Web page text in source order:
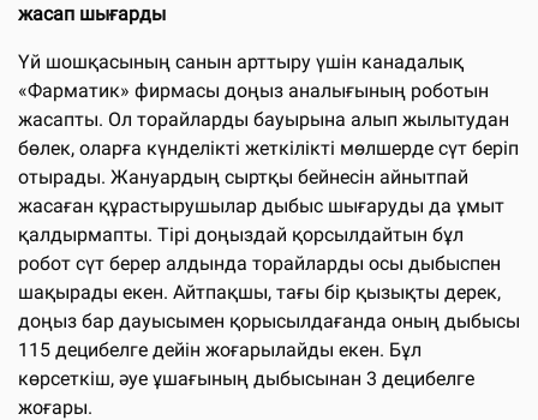
жасап шығарды
Үй шошқасының санын арттыру үшін канадалық
«Фарматик» фирмасы доңыз аналығының роботын
жасапты. Ол торайларды бауырына алып жылытудан
бөлек, оларға күнделікті жеткілікті мөлшерде сүт беріп
отырады. Жануардың сыртқы бейнесін айнытпай
жасаған құрастырушылар дыбыс шығаруды да ұмыт
қалдырмапты. Тірі доңыздай қорсылдайтын бұл
робот сүт берер алдында торайларды осы дыбыспен
шақырады екен. Айтпақшы, тағы бір қызықты дерек,
доңыз бар дауысымен қорысылдағанда оның дыбысы
115 децибелге дейін жоғарылайды екен. Бұл
көрсеткіш, әуе ұшағының дыбысынан 3 децибелге
жоғары.